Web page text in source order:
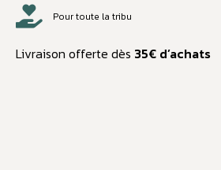
Pour toute la tribu
Livraison offerte dès 35€ d’achats